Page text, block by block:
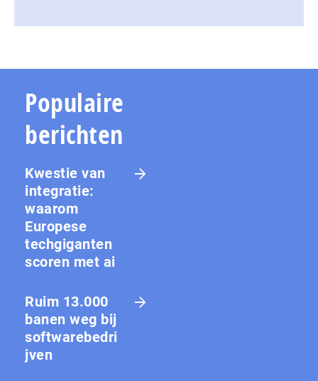
Populaire
berichten
Kwestie van
integratie:
waarom
Europese
techgiganten
scoren met ai
Ruim 13.000
banen weg bij
softwarebedri
jven